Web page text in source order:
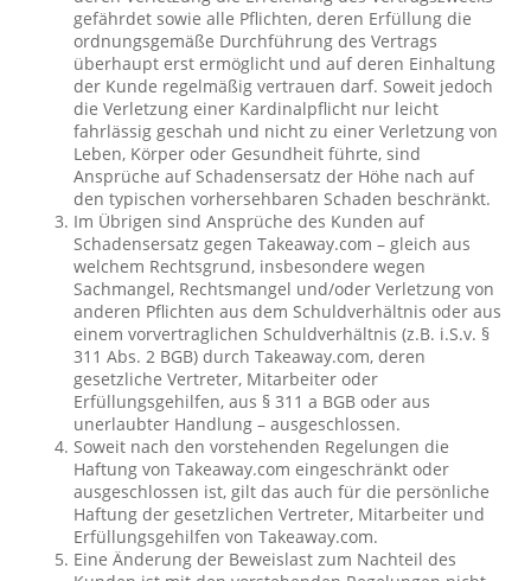
gefährdet sowie alle Pflichten, deren Erfüllung die
ordnungsgemäße Durchführung des Vertrags
überhaupt erst ermöglicht und auf deren Einhaltung
der Kunde regelmäßig vertrauen darf. Soweit jedoch
die Verletzung einer Kardinalpflicht nur leicht
fahrlässig geschah und nicht zu einer Verletzung von
Leben, Körper oder Gesundheit führte, sind
Ansprüche auf Schadensersatz der Höhe nach auf
den typischen vorhersehbaren Schaden beschränkt.
Im Übrigen sind Ansprüche des Kunden auf
Schadensersatz gegen Takeaway.com – gleich aus
welchem Rechtsgrund, insbesondere wegen
Sachmangel, Rechtsmangel und/oder Verletzung von
anderen Pflichten aus dem Schuldverhältnis oder aus
einem vorvertraglichen Schuldverhältnis (z.B. i.S.v. §
311 Abs. 2 BGB) durch Takeaway.com, deren
gesetzliche Vertreter, Mitarbeiter oder
Erfüllungsgehilfen, aus § 311 a BGB oder aus
unerlaubter Handlung – ausgeschlossen.
Soweit nach den vorstehenden Regelungen die
Haftung von Takeaway.com eingeschränkt oder
ausgeschlossen ist, gilt das auch für die persönliche
Haftung der gesetzlichen Vertreter, Mitarbeiter und
Erfüllungsgehilfen von Takeaway.com.
Eine Änderung der Beweislast zum Nachteil des